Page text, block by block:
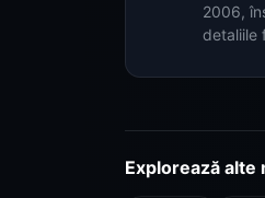
2006,
detaliile
Explorează alte